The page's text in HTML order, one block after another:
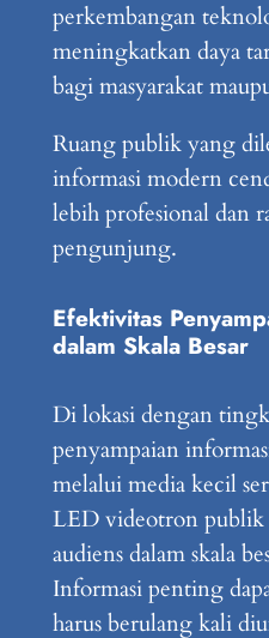
perkembangan
meningkatkan daya
bagi masyarakat
Ruang publik yang
informasi modern
lebih profesional dan
pengunjung.
Efektivitas
dalam Skala Besar
Di lokasi dengan
penyampaian
melalui media kecil
LED videotron publik
audiens dalam skala
Informasi penting
harus berulang kali